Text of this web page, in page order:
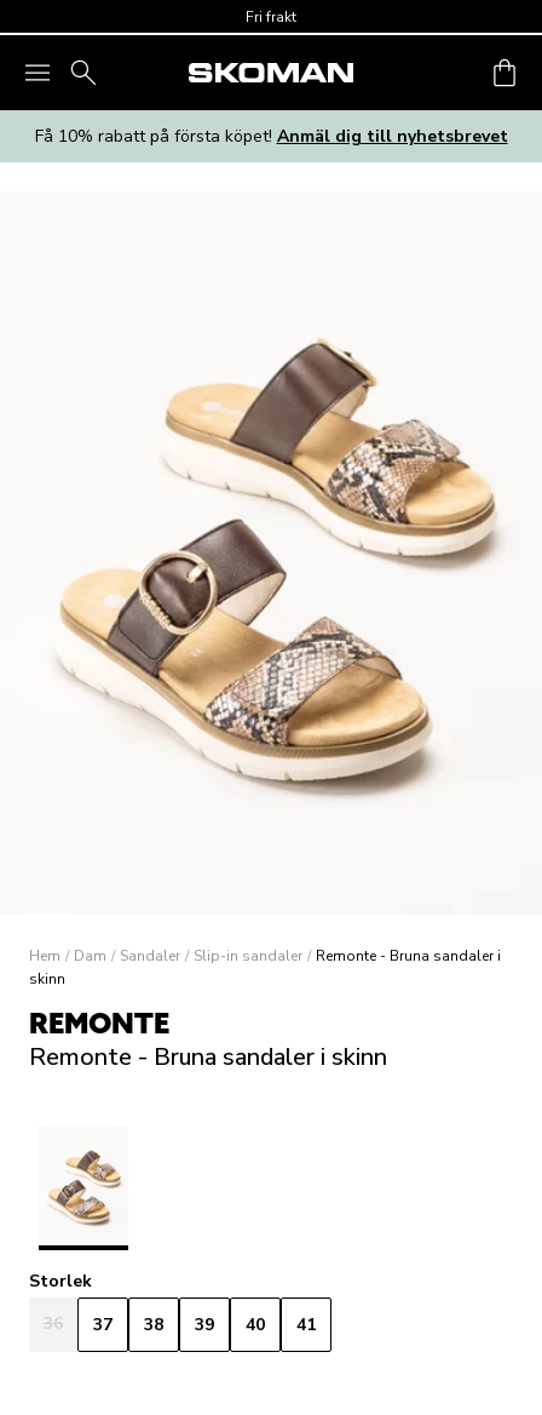
Fri frakt
Få 10% rabatt på första köpet! Anmäl dig till nyhetsbrevet
Hem / Dam / Sandaler / Slip-in sandaler / Remonte - Bruna sandaler i
skinn
REMONTE
Remonte - Bruna sandaler i skinn
Storlek
36
37 38 39 40 41